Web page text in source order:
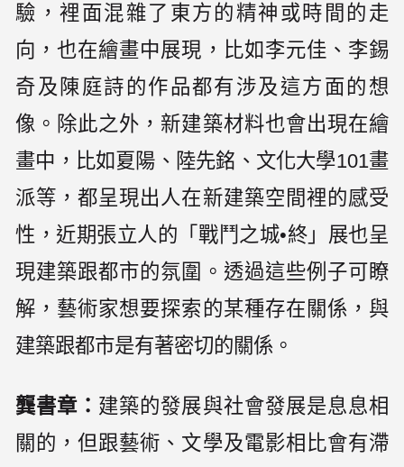
驗，裡面混雜了東方的精神或時間的走
向，也在繪畫中展現，比如李元佳、李錫
奇及陳庭詩的作品都有涉及這方面的想
像。除此之外，新建築材料也會出現在繪
畫中，比如夏陽、陸先銘、文化大學101畫
派等，都呈現出人在新建築空間裡的感受
性，近期張立人的「戰鬥之城•終」展也呈
現建築跟都市的氛圍。透過這些例子可瞭
解，藝術家想要探索的某種存在關係，與
建築跟都市是有著密切的關係。
龔書章： 建築的發展與社會發展是息息相
關的，但跟藝術、文學及電影相比會有滯